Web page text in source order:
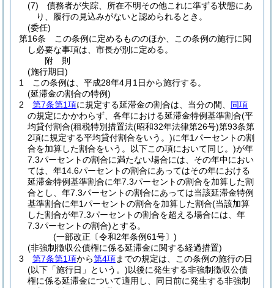
(7)
債務者が失踪、所在不明その他これに準ずる状態にあ
り、履行の見込みがないと認められるとき。
(委任)
第16条
この条例に定めるもののほか、この条例の施行に関
し必要な事項は、市長が別に定める。
附 則
(施行期日)
1
この条例は、平成28年4月1日から施行する。
(延滞金の割合の特例)
2
第7条第1項に規定する延滞金の割合は、当分の間、 同項
の規定にかかわらず、各年における延滞金特例基準割合(平
均貸付割合(租税特別措置法(昭和32年法律第26号)第93条第
2項に規定する平均貸付割合をいう。)に年1パーセントの割
合を加算した割合をいう。以下この項において同じ。)が年
7.3パーセントの割合に満たない場合には、その年中におい
ては、年14.6パーセントの割合にあってはその年における
延滞金特例基準割合に年7.3パーセントの割合を加算した割
合とし、年7.3パーセントの割合にあっては当該延滞金特例
基準割合に年1パーセントの割合を加算した割合(当該加算
した割合が年7.3パーセントの割合を超える場合には、年
7.3パーセントの割合)とする。
(一部改正〔令和2年条例61号〕)
(非強制徴収公債権に係る延滞金に関する経過措置)
3
第7条第1項から第4項までの規定は、この条例の施行の日
(以下「施行日」という。)以後に発生する非強制徴収公債
権に係る延滞金について適用し、同日前に発生する非強制